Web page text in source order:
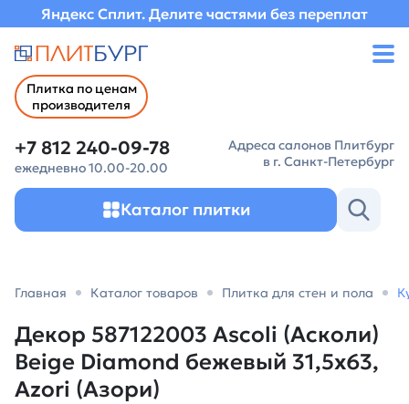
Яндекс Сплит. Делите частями без переплат
Плитка по ценам
производителя
+7 812 240-09-78
ежедневно 10.00-20.00
Адреса салонов Плитбург
в г. Санкт-Петербург
Каталог плитки
Главная Каталог товаров Плитка для стен и пола
Декор 587122003 Ascoli (Асколи)
Beige Diamond бежевый 31,5х63,
Azori (Азори)